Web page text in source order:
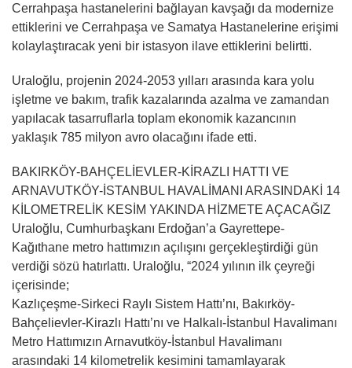
Cerrahpaşa hastanelerini bağlayan kavşağı da modernize
ettiklerini ve Cerrahpaşa ve Samatya Hastanelerine erişimi
kolaylaştıracak yeni bir istasyon ilave ettiklerini belirtti.
Uraloğlu, projenin 2024-2053 yılları arasında kara yolu
işletme ve bakım, trafik kazalarında azalma ve zamandan
yapılacak tasarruflarla toplam ekonomik kazancının
yaklaşık 785 milyon avro olacağını ifade etti.
BAKIRKÖY-BAHÇELİEVLER-KİRAZLI HATTI VE
ARNAVUTKÖY-İSTANBUL HAVALİMANI ARASINDAKİ 14
KİLOMETRELİK KESİM YAKINDA HİZMETE AÇACAĞIZ
Uraloğlu, Cumhurbaşkanı Erdoğan’a Gayrettepe-
Kağıthane metro hattımızın açılışını gerçekleştirdiği gün
verdiği sözü hatırlattı. Uraloğlu, “2024 yılının ilk çeyreği
içerisinde;
Kazlıçeşme-Sirkeci Raylı Sistem Hattı’nı, Bakırköy-
Bahçelievler-Kirazlı Hattı’nı ve Halkalı-İstanbul Havalimanı
Metro Hattımızın Arnavutköy-İstanbul Havalimanı
arasındaki 14 kilometrelik kesimini tamamlayarak